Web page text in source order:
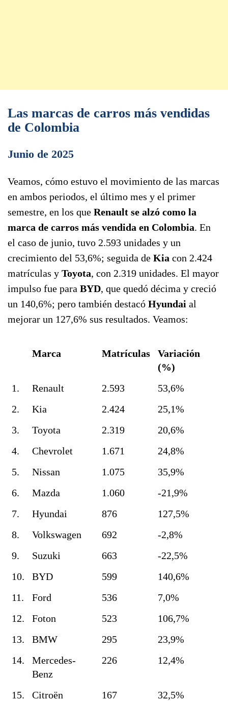
Las marcas de carros más vendidas
de Colombia
Junio de 2025
Veamos, cómo estuvo el movimiento de las marcas
en ambos periodos, el último mes y el primer
semestre, en los que Renault se alzó como la
marca de carros más vendida en Colombia. En
el caso de junio, tuvo 2.593 unidades y un
crecimiento del 53,6%; seguida de Kia con 2.424
matrículas y Toyota, con 2.319 unidades. El mayor
impulso fue para BYD, que quedó décima y creció
un 140,6%; pero también destacó Hyundai al
mejorar un 127,6% sus resultados. Veamos:
Marca Matrículas
Variación
(%)
1.
Renault 2.593
53,6%
2.
Kia 2.424
25,1%
3.
Toyota 2.319
20,6%
4.
Chevrolet 1.671
24,8%
5.
Nissan 1.075
35,9%
6.
Mazda 1.060
-21,9%
7.
Hyundai 876
127,5%
8.
Volkswagen 692
-2,8%
9.
Suzuki 663
-22,5%
10.
BYD 599
140,6%
11.
Ford 536
7,0%
12.
Foton 523
106,7%
13.
BMW 295
23,9%
14.
Mercedes-
Benz
226 12,4%
15. Citroën 167
32,5%